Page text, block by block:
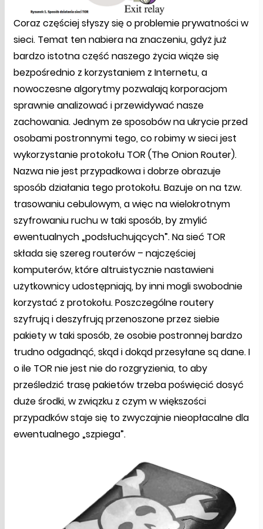
Coraz częściej słyszy się o problemie prywatności w
sieci. Temat ten nabiera na znaczeniu, gdyż już
bardzo istotna część naszego życia wiąże się
bezpośrednio z korzystaniem z Internetu, a
nowoczesne algorytmy pozwalają korporacjom
sprawnie analizować i przewidywać nasze
zachowania. Jednym ze sposobów na ukrycie przed
osobami postronnymi tego, co robimy w sieci jest
wykorzystanie protokołu TOR (The Onion Router).
Nazwa nie jest przypadkowa i dobrze obrazuje
sposób działania tego protokołu. Bazuje on na tzw.
trasowaniu cebulowym, a więc na wielokrotnym
szyfrowaniu ruchu w taki sposób, by zmylić
ewentualnych „podsłuchujących”. Na sieć TOR
składa się szereg routerów – najczęściej
komputerów, które altruistycznie nastawieni
użytkownicy udostępniają, by inni mogli swobodnie
korzystać z protokołu. Poszczególne routery
szyfrują i deszyfrują przenoszone przez siebie
pakiety w taki sposób, że osobie postronnej bardzo
trudno odgadnąć, skąd i dokąd przesyłane są dane. I
o ile TOR nie jest nie do rozgryzienia, to aby
prześledzić trasę pakietów trzeba poświęcić dosyć
duże środki, w związku z czym w większości
przypadków staje się to zwyczajnie nieopłacalne dla
ewentualnego „szpiega”.